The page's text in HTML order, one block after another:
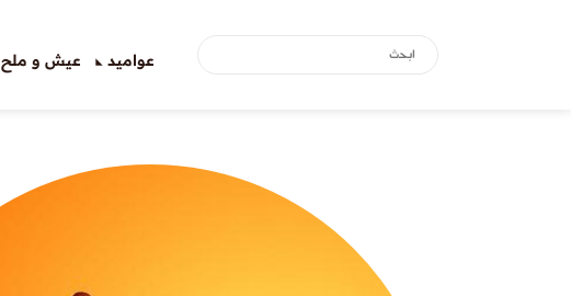
عواميد عيش و ملح